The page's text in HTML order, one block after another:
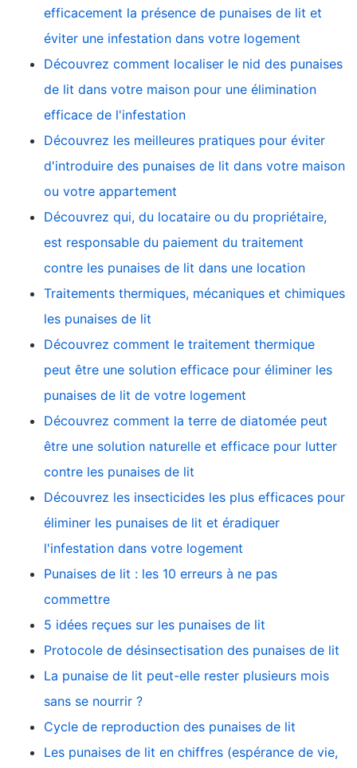
efficacement la présence de punaises de lit et
éviter une infestation dans votre logement
Découvrez comment localiser le nid des punaises
de lit dans votre maison pour une élimination
efficace de l'infestation
Découvrez les meilleures pratiques pour éviter
d'introduire des punaises de lit dans votre maison
ou votre appartement
Découvrez qui, du locataire ou du propriétaire,
est responsable du paiement du traitement
contre les punaises de lit dans une location
Traitements thermiques, mécaniques et chimiques
les punaises de lit
Découvrez comment le traitement thermique
peut être une solution efficace pour éliminer les
punaises de lit de votre logement
Découvrez comment la terre de diatomée peut
être une solution naturelle et efficace pour lutter
contre les punaises de lit
Découvrez les insecticides les plus efficaces pour
éliminer les punaises de lit et éradiquer
l'infestation dans votre logement
Punaises de lit : les 10 erreurs à ne pas
commettre
5 idées reçues sur les punaises de lit
Protocole de désinsectisation des punaises de lit
La punaise de lit peut-elle rester plusieurs mois
sans se nourrir ?
Cycle de reproduction des punaises de lit
Les punaises de lit en chiffres (espérance de vie,